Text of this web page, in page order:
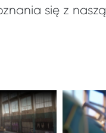
się z naszą